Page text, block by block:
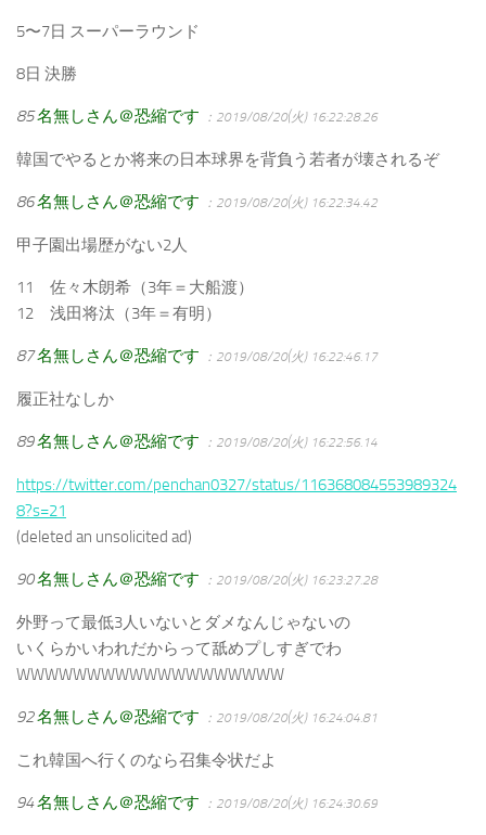
5〜7日 スーパーラウンド
8日 決勝
85名無しさん＠恐縮です ：2019/08/20(火) 16:22:28.26
韓国でやるとか将来の日本球界を背負う若者が壊されるぞ
86名無しさん＠恐縮です ：2019/08/20(火) 16:22:34.42
甲子園出場歴がない2人
11 佐々木朗希（3年＝大船渡）
12 浅田将汰（3年＝有明）
87名無しさん＠恐縮です ：2019/08/20(火) 16:22:46.17
履正社なしか
89名無しさん＠恐縮です ：2019/08/20(火) 16:22:56.14
https://twitter.com/penchan0327/status/116368084553989324
8?s=21
(deleted an unsolicited ad)
90名無しさん＠恐縮です ：2019/08/20(火) 16:23:27.28
外野って最低3人いないとダメなんじゃないの
いくらかいわれだからって舐めプしすぎでわ
WWWWWWWWWWWWWWWWWWW
92名無しさん＠恐縮です ：2019/08/20(火) 16:24:04.81
これ韓国へ行くのなら召集令状だよ
94名無しさん＠恐縮です ：2019/08/20(火) 16:24:30.69